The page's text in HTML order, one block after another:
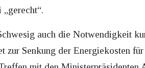
auch die Notwendigkeit
zur Senkung der Energiekosten